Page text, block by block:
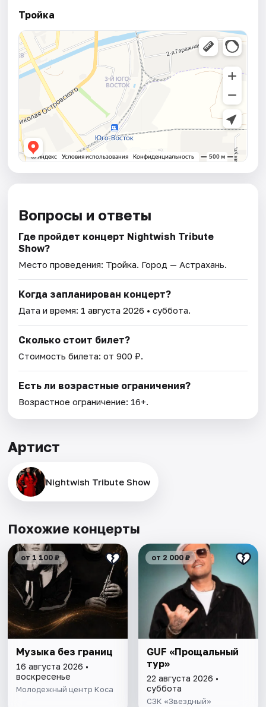
Тройка
Вопросы и ответы
Где пройдет концерт Nightwish Tribute
Show?
Место проведения: Тройка. Город — Астрахань.
Когда запланирован концерт?
Дата и время: 1 августа 2026 • суббота.
Сколько стоит билет?
Стоимость билета: от 900 ₽.
Есть ли возрастные ограничения?
Возрастное ограничение: 16+.
Артист
Nightwish Tribute Show
Похожие концерты
от 1 100 ₽
Музыка без границ
16 августа 2026 •
воскресенье
Молодежный центр Коса
от 2 000 ₽
GUF «Прощальный
тур»
22 августа 2026 •
суббота
СЗК «Звездный»